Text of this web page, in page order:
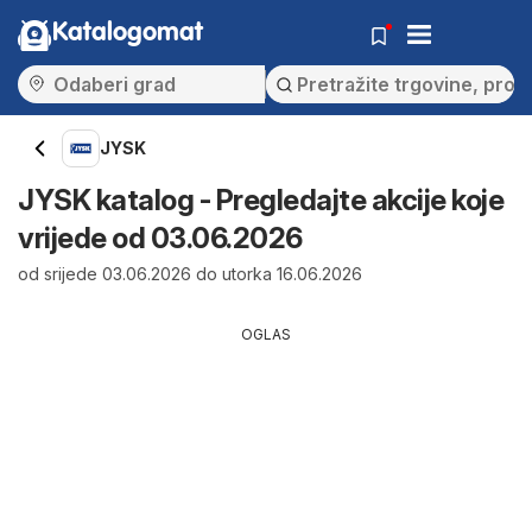
Katalogomat
JYSK
JYSK katalog - Pregledajte akcije koje
vrijede od 03.06.2026
od srijede 03.06.2026 do utorka 16.06.2026
OGLAS